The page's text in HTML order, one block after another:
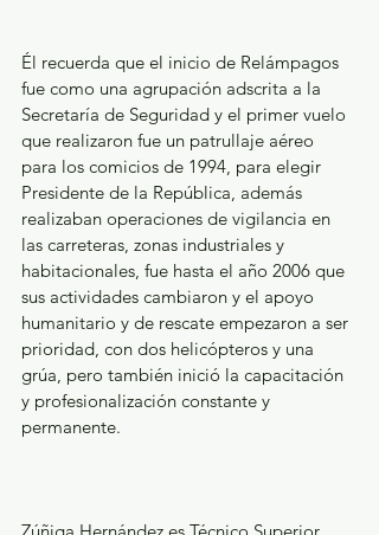
Él recuerda que el inicio de Relámpagos
fue como una agrupación adscrita a la
Secretaría de Seguridad y el primer vuelo
que realizaron fue un patrullaje aéreo
para los comicios de 1994, para elegir
Presidente de la República, además
realizaban operaciones de vigilancia en
las carreteras, zonas industriales y
habitacionales, fue hasta el año 2006 que
sus actividades cambiaron y el apoyo
humanitario y de rescate empezaron a ser
prioridad, con dos helicópteros y una
grúa, pero también inició la capacitación
y profesionalización constante y
permanente.